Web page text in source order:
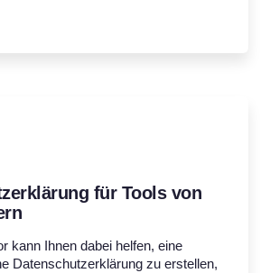
für Tools von
kann Ihnen dabei helfen, eine
Datenschutzerklärung zu erstellen,